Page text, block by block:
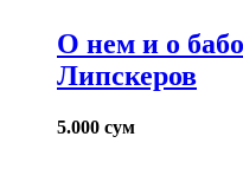
О нем и о
Липскеров
5.000 сум